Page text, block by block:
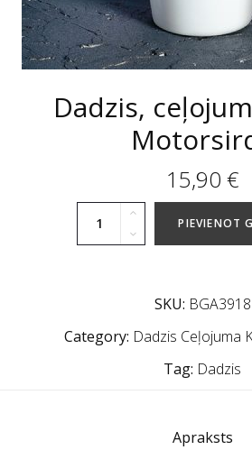
Dadzis,
15,90 €
PIEVIENOT
SKU: BGA3918
Category: Dadzis Ceļojuma
Tag: Dadzis
Apraksts